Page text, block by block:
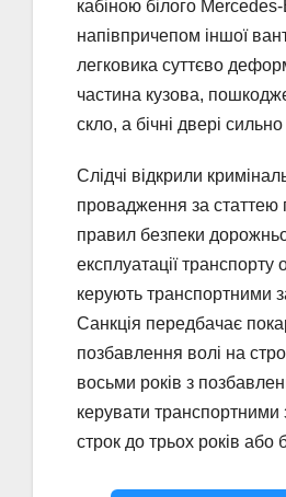
кабіною білого
напівпричепом іншої
легковика суттєво
частина кузова,
скло, а бічні двері сильно
Слідчі відкрили
провадження за
правил безпеки
експлуатації транспорту
керують транспортними
Санкція передбачає
позбавлення волі на
восьми років з
керувати транспортними
строк до трьох років або